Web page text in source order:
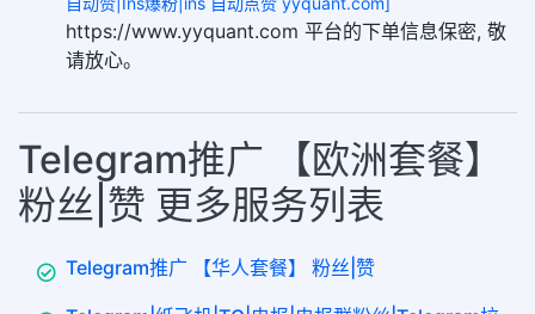
https://www.yyquant.com 平台的下单信息保密, 敬
请放心。
Telegram推广 【欧洲套餐】
粉丝|赞 更多服务列表
Telegram推广 【华人套餐】 粉丝|赞